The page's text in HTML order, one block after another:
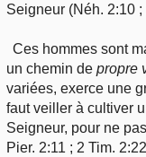
Seigneur (Néh. 2:10
Ces hommes sont
un chemin de propre
variées, exerce une
faut veiller à cultiver
Seigneur, pour ne
Pier. 2:11 ; 2 Tim.